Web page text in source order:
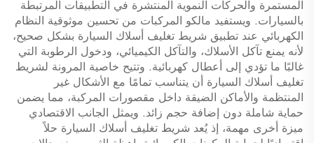
المستمرة والحركات النموية المنتشرة في التطبيقات المرتبطة
بالسيارات. ويستفيد مالكو المركبات من تحسين موثوقية النظام
الكهربائي عند تطبيق شريط تغليف أسلاك السيارة بشكل صحيح،
لأنه يمنع تآكل الأسلاك، والتآكل الكيميائي، ودخول الرطوبة التي
غالبًا ما تؤدي إلى أعطال كهربائية. وتتيح خاصية المرونة لشريط
تغليف أسلاك السيارة أن يتناسب تمامًا مع الأشكال غير
المنتظمة والأماكن الضيقة داخل مقصورات المركبة، مما يضمن
حماية شاملة دون إضافة حجم زائد. ويمثل الجانب الاقتصادي
ميزة أخرى مهمة، إذ يُعد شريط تغليف أسلاك السيارة حلاً